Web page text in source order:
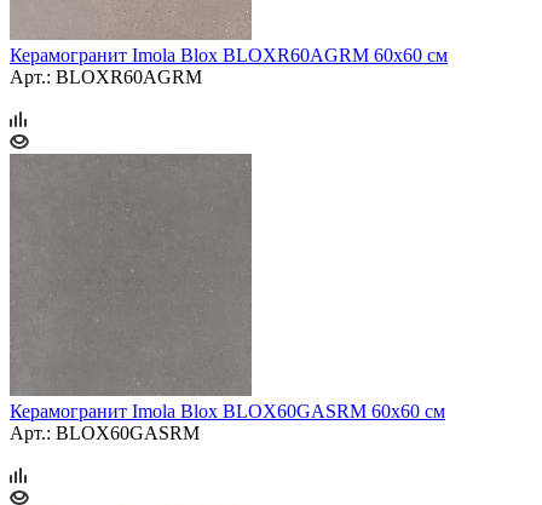
Керамогранит Imola Blox BLOXR60AGRM 60x60 см
Арт.: BLOXR60AGRM
Керамогранит Imola Blox BLOX60GASRM 60x60 см
Арт.: BLOX60GASRM